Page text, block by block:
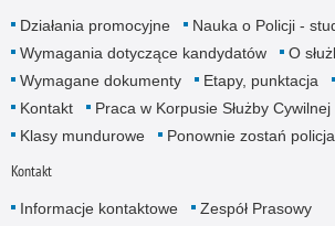
Działania promocyjne
Nauka o Policji -
Wymagania dotyczące kandydatów
O
Wymagane dokumenty
Etapy, punktacja
Kontakt
Praca w Korpusie Służby Cywilnej
Klasy mundurowe
Ponownie zostań
Kontakt
Informacje kontaktowe
Zespół Prasowy